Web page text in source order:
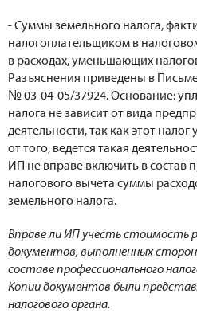
- Суммы земельного налога,
налогоплательщиком в
в расходах, уменьшающих
Разъяснения приведены в
№ 03-04-05/37924. Основание:
налога не зависит от вида
деятельности, так как этот
от того, ведется такая
ИП не вправе включить в состав
налогового вычета суммы
земельного налога.
Вправе ли ИП учесть стоимость
документов, выполненных
составе профессионального
Копии документов были
налогового органа.